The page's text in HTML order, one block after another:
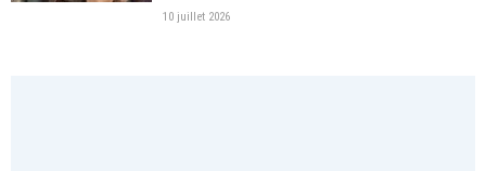
10 juillet 2026